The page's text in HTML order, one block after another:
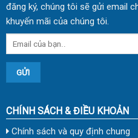
đăng ký, chúng tôi sẽ gửi email
khuyến mãi của chúng tôi.
CHÍNH SÁCH & ĐIỀU KHOẢN
Chính sách và quy định chung